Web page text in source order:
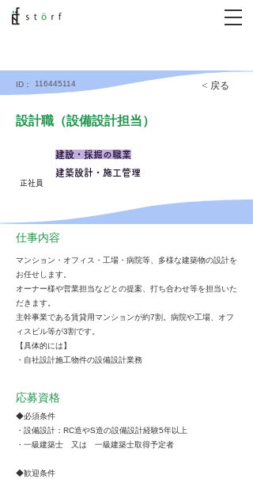
ID： 116445114 < 戻る
設計職（設備設計担当）
正社員
建設・採掘の職業
建築設計・施工管理
仕事内容
マンション・オフィス・工場・病院等、多様な建築物の設計を
お任せします。
オーナー様や営業担当などとの提案、打ち合わせ等を担当いた
だきます。
主幹事業である賃貸用マンションが約7割。病院や工場、オフ
ィスビル等が3割です。
【具体的には】
・自社設計施工物件の設備設計業務
応募資格
◆必須条件
・設備設計：RC造やS造の設備設計経験5年以上
・一級建築士 又は 一級建築士取得予定者
◆歓迎条件